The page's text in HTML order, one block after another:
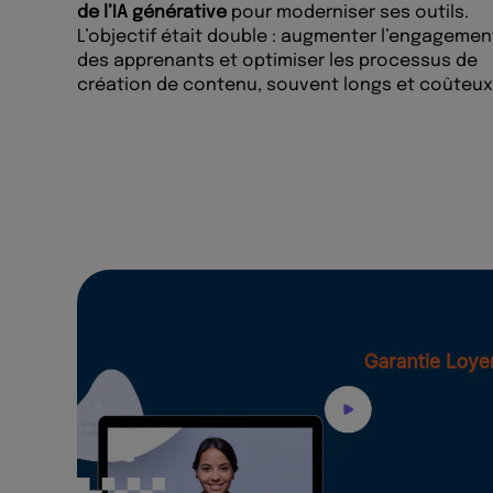
de l’IA générative pour moderniser ses outils.
L’objectif était double : augmenter
des apprenants et optimiser les processus de
création de contenu, souvent longs et